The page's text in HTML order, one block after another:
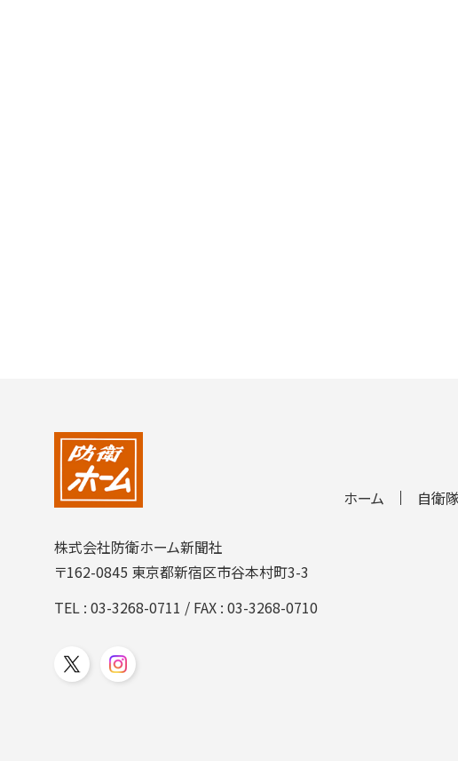
株式会社防衛ホーム新聞社
〒162-0845 東京都新宿区市谷本村町3-3
TEL :03-3268-0711 / FAX : 03-3268-0710
ホーム 自衛